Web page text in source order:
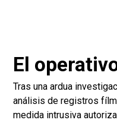
El
Tras una ardua
análisis de registros
medida intrusiva